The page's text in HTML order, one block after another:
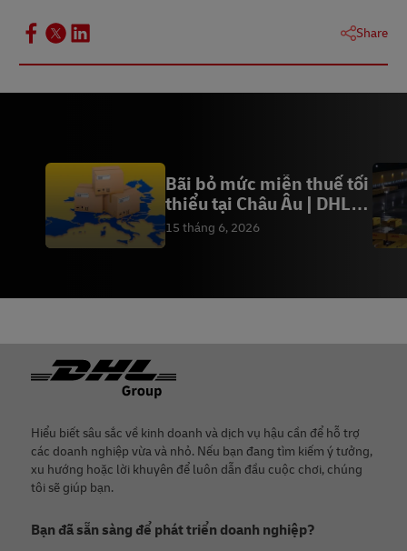
Share
Bãi bỏ mức miễn thuế tối
thiểu tại Châu Âu | DHL
Việt Nam
15 tháng 6, 2026
Hiểu biết sâu sắc về kinh doanh và dịch vụ hậu cần để hỗ trợ
các doanh nghiệp vừa và nhỏ. Nếu bạn đang tìm kiếm ý tưởng,
xu hướng hoặc lời khuyên để luôn dẫn đầu cuộc chơi, chúng
tôi sẽ giúp bạn.
Bạn đã sẵn sàng để phát triển doanh nghiệp?